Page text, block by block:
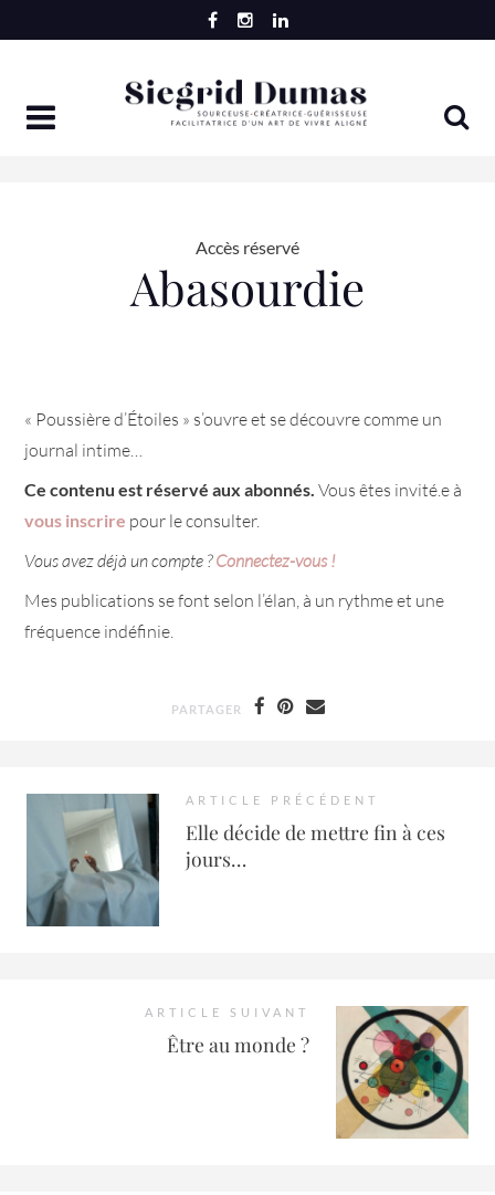
to
Accès réservé
Abasourdie
« Poussière d’Étoiles » s’ouvre et se découvre comme un
journal intime…
Ce contenu est réservé aux abonnés. Vous êtes invité.e à
vous inscrire pour le consulter.
Vous avez déjà un compte ?Connectez-vous !
Mes publications se font selon l’élan, à un rythme et une
fréquence indéfinie.
PARTAGER
ARTICLE PRÉCÉDENT
Elle décide de mettre fin à ces
jours…
ARTICLE SUIVANT
Être au monde ?